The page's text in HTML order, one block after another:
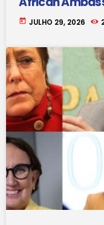
today JULHO 29, 2026